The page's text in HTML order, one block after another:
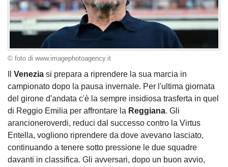
© foto di www.imagephotoagency.it
Venezia si prepara a riprendere la sua marcia in
campionato dopo la pausa invernale. Per l'ultima giornata
del girone d'andata c'è la sempre insidiosa trasferta in quel
di Reggio Emilia per affrontare la Reggiana. Gli
arancioneroverdi, reduci dal successo contro la Virtus
Entella, vogliono riprendere da dove avevano lasciato,
continuando a tenere sotto pressione le due squadre
davanti in classifica. Gli avversari, dopo un buon avvio,